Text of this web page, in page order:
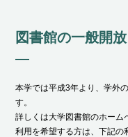
図書館の⼀般開放
本学では平成3年より、学外
す。
詳しくは大学図書館のホーム
利用を希望する方は、下記の